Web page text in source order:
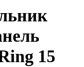
15